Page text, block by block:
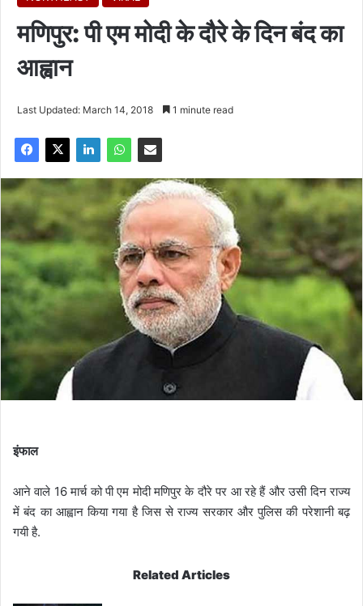
मणिपुर: पी एम मोदी के दौरे के दिन बंद का
आह्वान
Last Updated: March 14, 2018 1 minute read
इंफाल
आने वाले 16 मार्च को पी एम मोदी मणिपुर के दौरे पर आ रहे हैं और उसी दिन राज्य
में बंद का आह्वान किया गया है जिस से राज्य सरकार और पुलिस की परेशानी बढ़
गयी है.
Related Articles